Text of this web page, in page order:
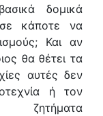
δομικά
κάποτε να
Και αν
θα θέτει τα
αυτές δεν
ή τον
ζητήματα